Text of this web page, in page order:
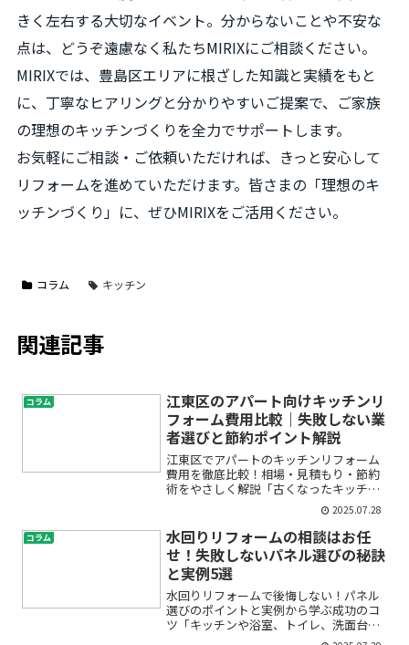
きく左右する大切なイベント。分からないことや不安な
点は、どうぞ遠慮なく私たちMIRIXにご相談ください。
MIRIXでは、豊島区エリアに根ざした知識と実績をもと
に、丁寧なヒアリングと分かりやすいご提案で、ご家族
の理想のキッチンづくりを全力でサポートします。
お気軽にご相談・ご依頼いただければ、きっと安心して
リフォームを進めていただけます。皆さまの「理想のキ
ッチンづくり」に、ぜひMIRIXをご活用ください。
コラム キッチン
関連記事
コラム
江東区のアパート向けキッチンリ
フォーム費用比較｜失敗しない業
者選びと節約ポイント解説
江東区でアパートのキッチンリフォーム
費用を徹底比較！相場・見積もり・節約
術をやさしく解説「古くなったキッチン
をリフォームしたいけど、費用がどれく
らいか不安」「アパートや賃貸でもキッ
チンを新しくできるの？」「江東区の相
場や、どんな業者に頼むの...
2025.07.28
コラム
水回りリフォームの相談はお任
せ！失敗しないパネル選びの秘訣
と実例5選
水回りリフォームで後悔しない！パネル
選びのポイントと実例から学ぶ成功のコ
ツ「キッチンや浴室、トイレ、洗面台な
ど水回りをリフォームしたいけど、どん